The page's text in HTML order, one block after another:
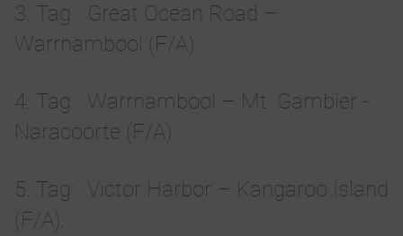
3. Tag
Great Ocean Road –
Warrnambool (F/A).
4. Tag
Warrnambool – Mt. Gambier -
Naracoorte (F/A).
5. Tag
Victor Harbor – Kangaroo Island
(F/A).